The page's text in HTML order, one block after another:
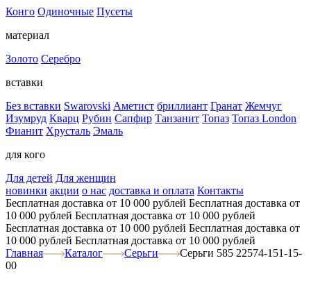
Конго Одиночные Пусеты
материал
Золото Серебро
вставки
Без вставки Swarovski Аметист бриллиант Гранат Жемчуг
Изумруд Кварц Рубин Сапфир Танзанит Топаз Топаз London
Фианит Хрусталь Эмаль
для кого
Для детей Для женщин
новинки акции о нас доставка и оплата Контакты
Бесплатная доставка от 10 000 рублей Бесплатная доставка от
10 000 рублей Бесплатная доставка от 10 000 рублей
Бесплатная доставка от 10 000 рублей Бесплатная доставка от
10 000 рублей Бесплатная доставка от 10 000 рублей
Главная
Каталог Серьги
Серьги 585 22574-151-15-
00